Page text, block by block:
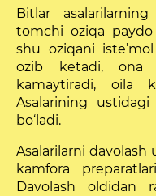
Bitlar
tomchi oziqa paydo
shu oziqani
ozib ketadi, ona
kamaytiradi, oila
Asalarining
bo‘ladi.
Asalarilarni
kamfora
Davolash oldidan